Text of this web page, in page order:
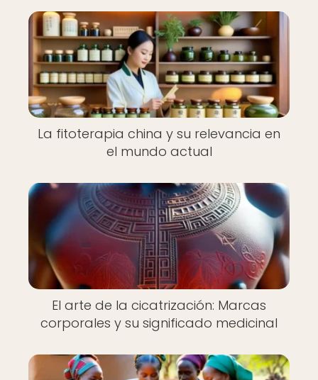
La fitoterapia china y su relevancia en
el mundo actual
El arte de la cicatrización: Marcas
corporales y su significado medicinal